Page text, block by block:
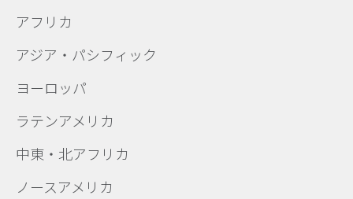
アフリカ
アジア・パシフィック
ヨーロッパ
ラテンアメリカ
中東・北アフリカ
ノースアメリカ